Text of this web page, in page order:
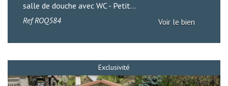
salle de douche avec WC - Petit...
RefROQ584 Voir le bien
Exclusivité